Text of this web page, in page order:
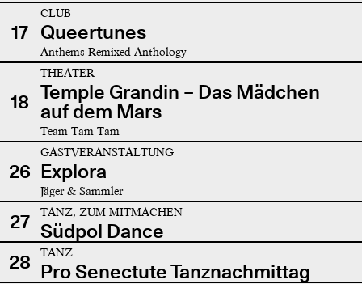
17
CLUB
Queertunes
Anthems Remixed Anthology
18
THEATER
Temple Grandin – Das Mädchen
auf dem Mars
Team Tam Tam
26
GASTVERANSTALTUNG
Explora
Jäger & Sammler
27 TANZ, ZUM MITMACHEN
Südpol Dance
28
TANZ
Pro Senectute Tanznachmittag